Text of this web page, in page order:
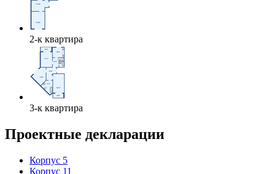
2-к квартира
3-к квартира
Проектные декларации
Корпус 5
Корпус 11